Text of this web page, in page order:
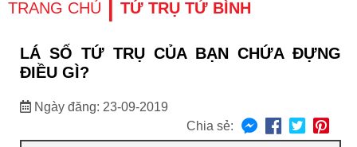
TRANG CHỦ TỨ TRỤ TỬ BÌNH
LÁ SỐ TỨ TRỤ CỦA BẠN CHỨA ĐỰNG
ĐIỀU GÌ?
Ngày đăng: 23-09-2019
Chia sẻ: